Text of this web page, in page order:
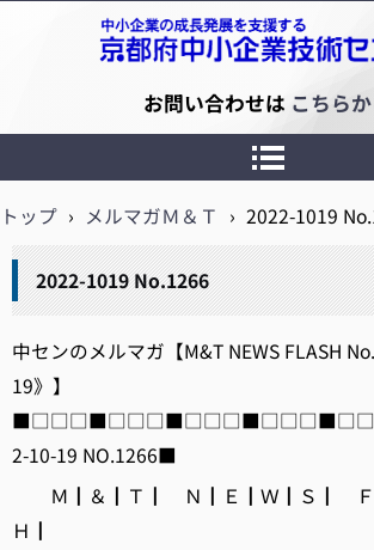
京都府中小企業技術センター
お問い合わせは こちら
トップ › メルマガＭ＆Ｔ › 2022-1019
2022-1019 No.1266
中センのメルマガ【M&T NEWS FLASH
19》】
2-10-19 NO.1266■
Ｍ┃＆┃Ｔ┃ Ｎ┃Ｅ┃Ｗ┃Ｓ┃ Ｆ
Ｈ┃